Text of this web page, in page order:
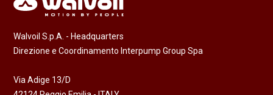
Walvoil S.p.A. - Headquarters
Direzione e Coordinamento Interpump Group Spa
Via Adige 13/D